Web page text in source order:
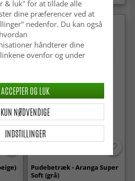
Pudebetræk - Aranga Super
Soft (grå)
& luk" for at tillade alle
dine præferencer ved at
nedenfor. Du kan også
håndterer dine
ovenfor og under
INDSTILLINGER
KUN NØDVENDIGE
ACCEPTER OG LUK